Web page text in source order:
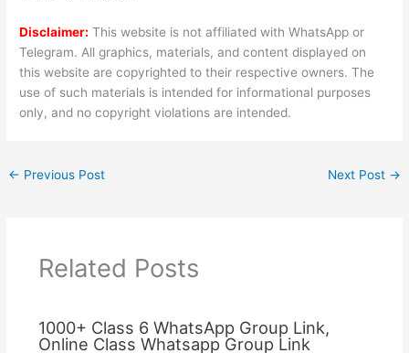
Disclaimer: This website is not affiliated with WhatsApp or
Telegram. All graphics, materials, and content displayed on
this website are copyrighted to their respective owners. The
use of such materials is intended for informational purposes
only, and no copyright violations are intended.
← Previous Post Next Post →
Related Posts
1000+ Class 6 WhatsApp Group Link,
Online Class Whatsapp Group Link